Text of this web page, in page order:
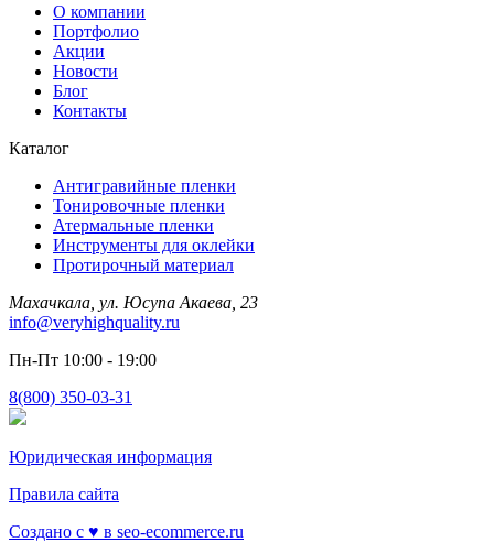
О компании
Портфолио
Акции
Новости
Блог
Контакты
Каталог
Антигравийные пленки
Тонировочные пленки
Атермальные пленки
Инструменты для оклейки
Протирочный материал
Махачкала, ул. Юсупа Акаева, 23
info@veryhighquality.ru
Пн-Пт 10:00 - 19:00
8(800) 350-03-31
Юридическая информация
Правила сайта
Создано с ♥️ в seo-ecommerce.ru